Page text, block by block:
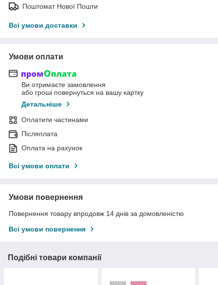
Поштомат Нової Пошти
Всі умови доставки
Умови оплати
Ви отримаєте замовлення
або гроші повернуться на вашу картку
Детальніше
Оплатити частинами
Післяплата
Оплата на рахунок
Всі умови оплати
Умови повернення
Повернення товару впродовж 14 днів за домовленістю
Всі умови повернення
Подібні товари компанії